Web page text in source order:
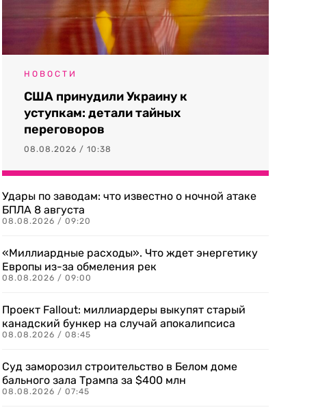
НОВОСТИ
США принудили Украину к
уступкам: детали тайных
переговоров
08.08.2026 / 10:38
Удары по заводам: что известно о ночной атаке
БПЛА 8 августа
08.08.2026 / 09:20
«Миллиардные расходы». Что ждет энергетику
Европы из-за обмеления рек
08.08.2026 / 09:00
Проект Fallout: миллиардеры выкупят старый
канадский бункер на случай апокалипсиса
08.08.2026 / 08:45
Суд заморозил строительство в Белом доме
бального зала Трампа за $400 млн
08.08.2026 / 07:45